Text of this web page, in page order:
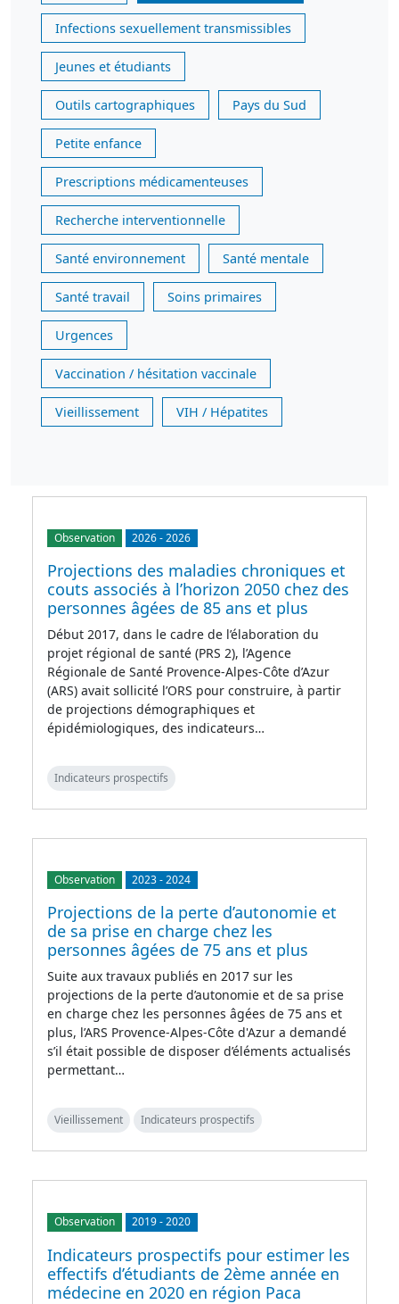
Infections sexuellement transmissibles
Jeunes et étudiants
Outils cartographiques Pays du Sud
Petite enfance
Prescriptions médicamenteuses
Recherche interventionnelle
Santé environnement Santé mentale
Santé travail Soins primaires
Urgences
Vaccination / hésitation vaccinale
Vieillissement VIH / Hépatites
Observation 2026-2026
Projections des maladies chroniques et
couts associés à l’horizon 2050 chez des
personnes âgées de 85 ans et plus
Début 2017, dans le cadre de l’élaboration du
projet régional de santé (PRS 2), l’Agence
Régionale de Santé Provence-Alpes-Côte d’Azur
(ARS) avait sollicité l’ORS pour construire, à partir
de projections démographiques et
épidémiologiques, des indicateurs…
Indicateurs prospectifs
Observation 2023-2024
Projections de la perte d’autonomie et
de sa prise en charge chez les
personnes âgées de 75 ans et plus
Suite aux travaux publiés en 2017 sur les
projections de la perte d’autonomie et de sa prise
en charge chez les personnes âgées de 75 ans et
plus, l’ARS Provence-Alpes-Côte d'Azur a demandé
s’il était possible de disposer d’éléments actualisés
permettant…
Vieillissement Indicateurs prospectifs
Observation 2019-2020
Indicateurs prospectifs pour estimer les
effectifs d’étudiants de 2ème année en
médecine en 2020 en région Paca